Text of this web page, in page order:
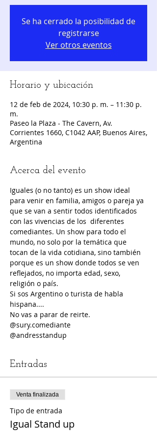
Se ha cerrado la posibilidad de
registrarse
Ver otros eventos
Horario y ubicación
12 de feb de 2024, 10:30 p. m. – 11:30 p.
m.
Paseo la Plaza - The Cavern, Av.
Corrientes 1660, C1042 AAP, Buenos Aires,
Argentina
Acerca del evento
Iguales (o no tanto) es un show ideal
para venir en familia, amigos o pareja ya
que se van a sentir todos identificados
con las vivencias de los  diferentes
comediantes. Un show para todo el
mundo, no solo por la temática que
tocan de la vida cotidiana, sino también
porque es un show donde todos se ven
reflejados, no importa edad, sexo,
religión o país.
Si sos Argentino o turista de habla
hispana....
No vas a parar de reirte.
@sury.comediante
@andresstandup
Entradas
Venta finalizada
Tipo de entrada
Igual Stand up